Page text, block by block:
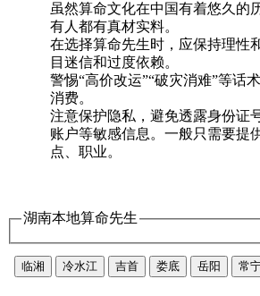
虽然算命文化在中国有着悠久的
有人都有真材实料。
在选择算命先生时，应保持理性
目迷信和过度依赖。
警惕“高价改运”“破灾消难”等话
消费。
注意保护隐私，避免透露身份证
账户等敏感信息。一般只需要提
点、职业。
湖南本地算命先生
临湘 冷水江 吉首 娄底 岳阳 常